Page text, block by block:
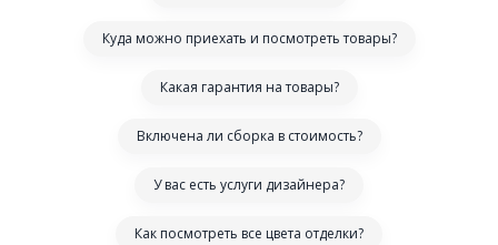
Куда можно приехать и посмотреть товары?
Какая гарантия на товары?
Включена ли сборка в стоимость?
У вас есть услуги дизайнера?
Как посмотреть все цвета отделки?